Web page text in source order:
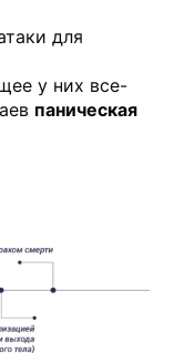
для
у них все-
паническая